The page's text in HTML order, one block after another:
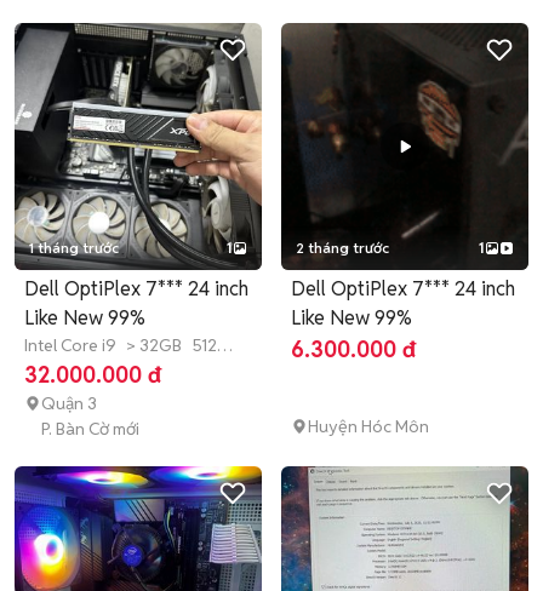
1 tháng trước 1
Dell OptiPlex 7*** 24 inch
Like New 99%
Intel Core i9 > 32GB 512
GB SSD
32.000.000 đ
Quận 3
P. Bàn Cờ mới
2 tháng trước 1
Dell OptiPlex 7*** 24 inch
Like New 99%
6.300.000 đ
Huyện Hóc Môn